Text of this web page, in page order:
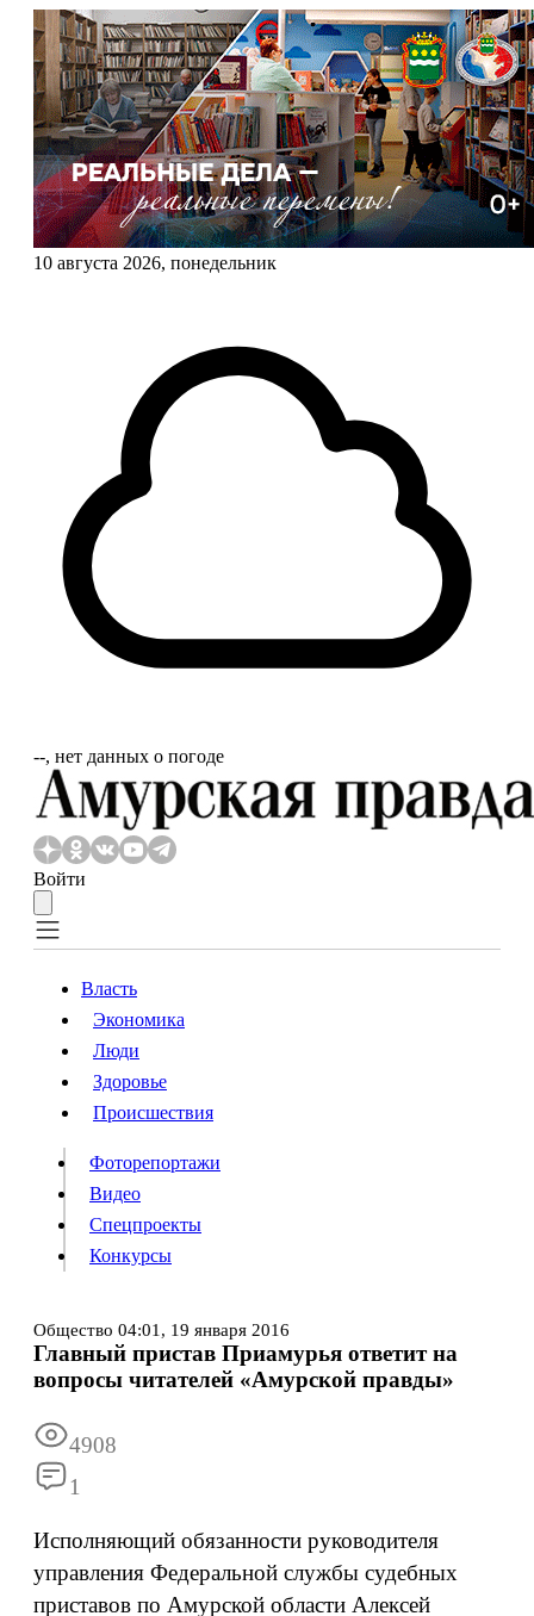
10 августа 2026, понедельник
‐‐, нет данных о погоде
Войти
Власть
Происшествия
Видео
Конкурсы
Информация Все новостиАрхив
Власть
Экономика
Люди
Здоровье
Происшествия
Фоторепортажи
Видео
Спецпроекты
Конкурсы
Общество 04:01, 19 января 2016
Главный пристав Приамурья ответит на
вопросы читателей «Амурской правды»
4908
1
Исполняющий обязанности руководителя
управления Федеральной службы судебных
приставов по Амурской области Алексей